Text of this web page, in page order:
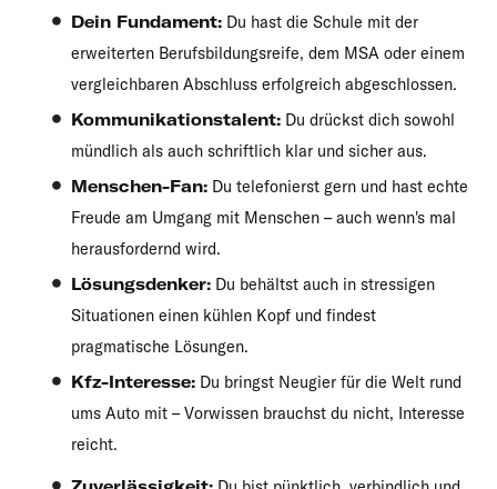
Dein Fundament: Du hast die Schule mit der
erweiterten Berufsbildungsreife, dem MSA oder einem
vergleichbaren Abschluss erfolgreich abgeschlossen.
Kommunikationstalent: Du drückst dich sowohl
mündlich als auch schriftlich klar und sicher aus.
Menschen-Fan: Du telefonierst gern und hast echte
Freude am Umgang mit Menschen – auch wenn's mal
herausfordernd wird.
Lösungsdenker: Du behältst auch in stressigen
Situationen einen kühlen Kopf und findest
pragmatische Lösungen.
Kfz-Interesse: Du bringst Neugier für die Welt rund
ums Auto mit – Vorwissen brauchst du nicht, Interesse
reicht.